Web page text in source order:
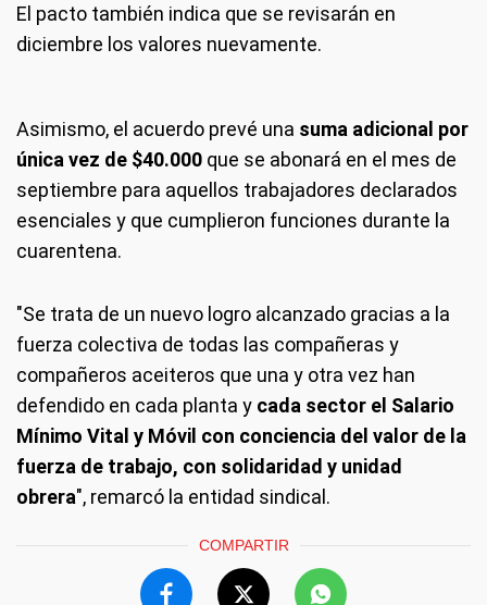
El pacto también indica que se revisarán en
diciembre los valores nuevamente.
Asimismo, el acuerdo prevé una suma adicional por
única vez de $40.000 que se abonará en el mes de
septiembre para aquellos trabajadores declarados
esenciales y que cumplieron funciones durante la
cuarentena.
"Se trata de un nuevo logro alcanzado gracias a la
fuerza colectiva de todas las compañeras y
compañeros aceiteros que una y otra vez han
defendido en cada planta y cada sector el Salario
Mínimo Vital y Móvil con conciencia del valor de la
fuerza de trabajo, con solidaridad y unidad
obrera", remarcó la entidad sindical.
COMPARTIR